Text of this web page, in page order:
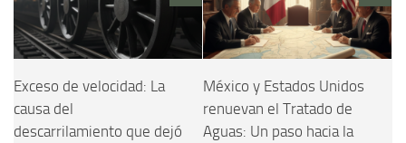
Exceso de velocidad: La
causa del
descarrilamiento que dejó
México y Estados Unidos
renuevan el Tratado de
Aguas: Un paso hacia la